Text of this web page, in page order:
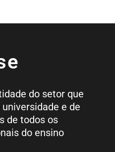
do setor que
e de
de todos os
do ensino